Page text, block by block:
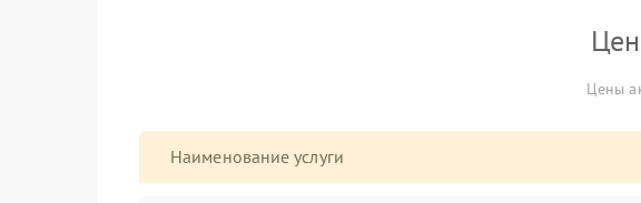
Цены
Наименование услуги